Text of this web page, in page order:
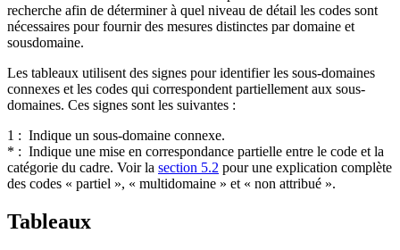
recherche afin de déterminer à quel niveau de détail les codes sont
nécessaires pour fournir des mesures distinctes par domaine et
sousdomaine.
Les tableaux utilisent des signes pour identifier les sous-domaines
connexes et les codes qui correspondent partiellement aux sous-
domaines. Ces signes sont les suivantes :
1 : Indique un sous-domaine connexe.
* : Indique une mise en correspondance partielle entre le code et la
catégorie du cadre. Voir la section 5.2 pour une explication complète
des codes « partiel », « multidomaine » et « non attribué ».
Tableaux